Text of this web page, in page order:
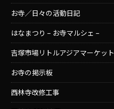
お寺／日々の活動日記
はなまつり – お寺マルシェ –
吉塚市場リトルアジアマーケット
お寺の掲示板
西林寺改修工事